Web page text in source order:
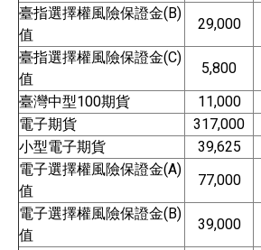
臺指選擇權風險保證金(B)
值
29,000
臺指選擇權風險保證金(C)
值
5,800
臺灣中型100期貨
11,000
電子期貨
317,000
小型電子期貨
39,625
電子選擇權風險保證金(A)
值
77,000
電子選擇權風險保證金(B)
值
39,000